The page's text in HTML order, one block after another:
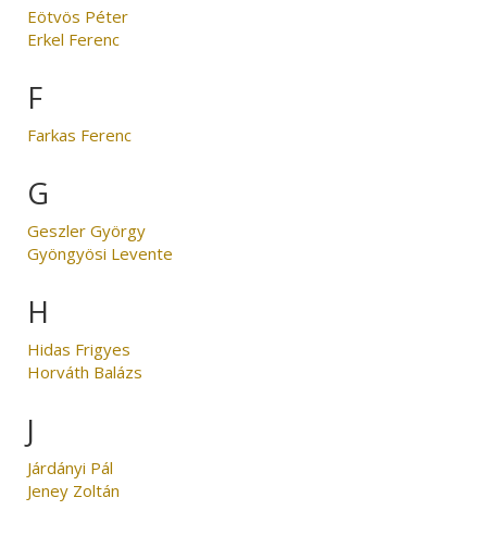
Eötvös Péter
Erkel Ferenc
F
Farkas Ferenc
G
Geszler György
Gyöngyösi Levente
H
Hidas Frigyes
Horváth Balázs
J
Járdányi Pál
Jeney Zoltán